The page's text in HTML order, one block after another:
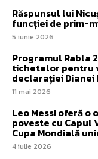
Răspunsul lui
funcției de prim-
5 iunie 2026
Programul Rabla
tichetelor pentru
declarației Dianei
11 mai 2026
Leo Messi oferă o
poveste cu Capul
Cupa Mondială
4 iulie 2026